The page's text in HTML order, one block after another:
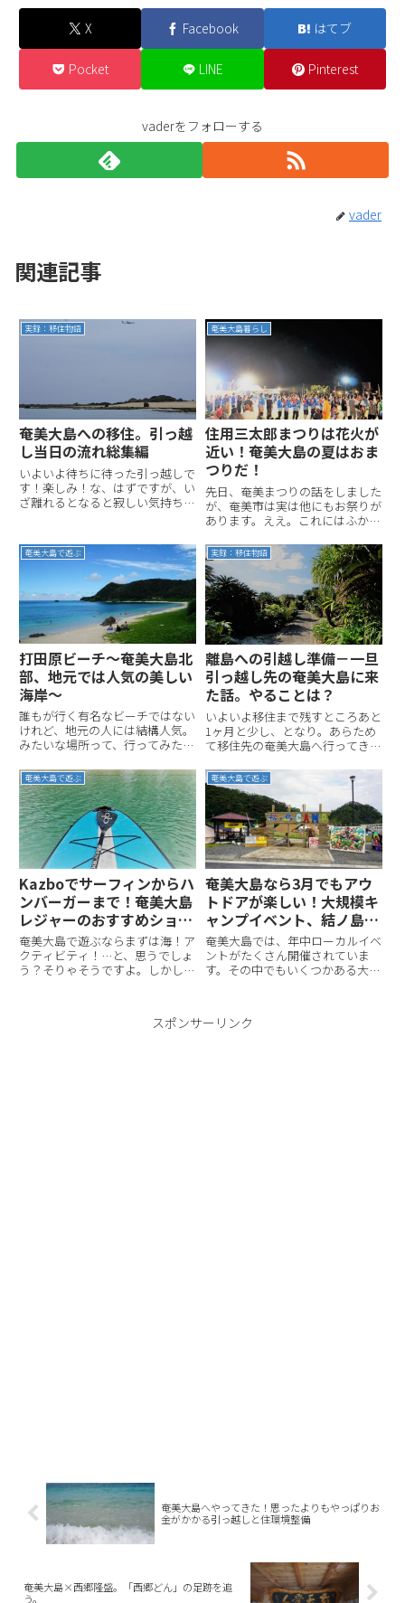
X
Facebook はてブ
Pocket LINE Pinterest
vaderをフォローする
vader
関連記事
実録：移住物語
奄美大島への移住。引っ越
し当日の流れ総集編
いよいよ待ちに待った引っ越しで
す！楽しみ！な、はずですが、い
ざ離れるとなると寂しい気持ちも
られません。引っ越しは10日く
らいかけて行わなければならない
大イベント。これを乗り切らね
ば...
奄美大島暮らし
住用三太郎まつりは花火が
近い！奄美大島の夏はおま
つりだ！
先日、奄美まつりの話をしました
が、奄美市は実は他にもお祭りが
あります。ええ。これにはふかー
てもしょーがないのでネタバレし
ますと。そもそも奄美市という市
はなかったんです…！そう、平成
の大合併とかいわれるやつです
ね...
奄美大島で遊ぶ
打田原ビーチ～奄美大島北
部、地元では人気の美しい
海岸～
誰もが行く有名なビーチではない
けれど、地元の人には結構人気。
みたいな場所って、行ってみたく
置する打田原ビーチは、まさにそ
んな場所です。今回は地元で（た
ぶん）人気の打田原ビーチについ
てご紹介します。※ちなみに読
み...
実録：移住物語
離島への引越し準備－一旦
引っ越し先の奄美大島に来
た話。やることは？
いよいよ移住まで残すところあと
1ヶ月と少し、となり。あらため
て移住先の奄美大島へ行ってきま
と…あんまり何もないです
（笑）。というのもこのタイミン
グで家をゆっくり探そうと思って
いたのですが。早々に決めてしま
ったため...
奄美大島で遊ぶ
Kazboでサーフィンからハ
ンバーガーまで！奄美大島
レジャーのおすすめショッ
プ
奄美大島で遊ぶならまずは海！ア
クティビティ！…と、思うでしょ
う？そりゃそうですよ。しかし、
島に行く際の課題あるあるかもし
れません。そして、意外と情報が
奄美大島で遊ぶ
奄美大島なら3月でもアウ
トドアが楽しい！大規模キ
ャンプイベント、結ノ島
CAMP
奄美大島では、年中ローカルイベ
ントがたくさん開催されていま
す。その中でもいくつかある大規
され、2020年で6回目を迎えるキ
スポンサーリンク
奄美大島へやってきた！思ったよりもやっぱりお
金がかかる引っ越しと住環境整備
奄美大島×西郷隆盛。「西郷どん」の足跡を追
う。